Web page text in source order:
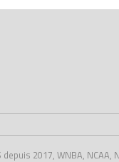
2017, WNBA,